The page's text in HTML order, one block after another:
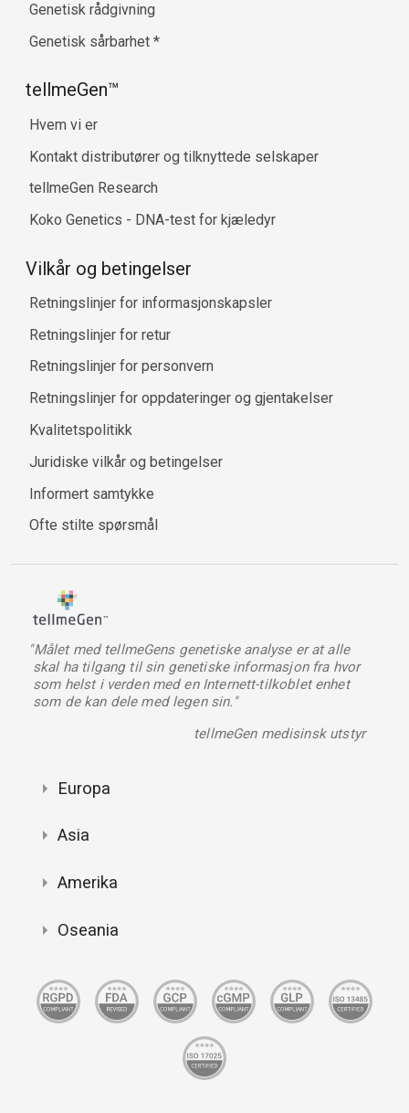
Genetisk rådgivning
Genetisk sårbarhet *
tellmeGen™
Hvem vi er
Kontakt distributører og tilknyttede selskaper
tellmeGen Research
Koko Genetics - DNA-test for kjæledyr
Vilkår og betingelser
Retningslinjer for informasjonskapsler
Retningslinjer for retur
Retningslinjer for personvern
Retningslinjer for oppdateringer og gjentakelser
Kvalitetspolitikk
Juridiske vilkår og betingelser
Informert samtykke
Ofte stilte spørsmål
"Målet med tellmeGens genetiske analyse er at alle
skal ha tilgang til sin genetiske informasjon fra hvor
som helst i verden med en Internett-tilkoblet enhet
som de kan dele med legen sin."
tellmeGen medisinsk utstyr
Europa
Asia
Amerika
Oseania